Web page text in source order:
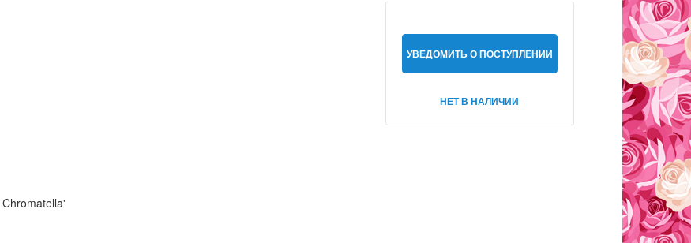
УВЕДОМИТЬ О ПОСТУПЛЕНИИ
НЕТ В НАЛИЧИИ